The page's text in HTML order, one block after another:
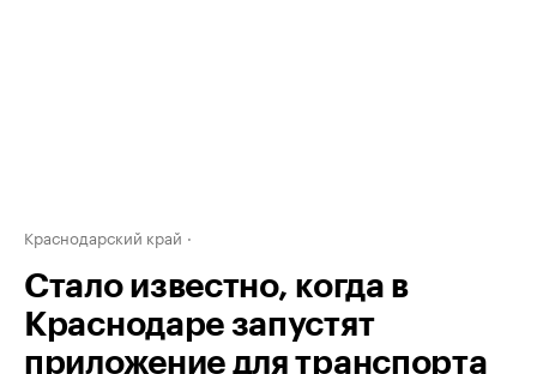
Краснодарский край
Стало известно, когда в
Краснодаре запустят
приложение для транспорта